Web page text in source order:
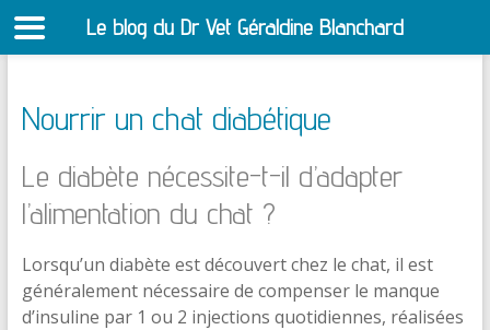
Nourrir un chat diabétique
Le diabète nécessite-t-il d’adapter
l’alimentation du chat ?
Lorsqu’un diabète est découvert chez le chat, il est
généralement nécessaire de compenser le manque
d’insuline par 1 ou 2 injections quotidiennes, réalisées
Le blog du Dr Vet Géraldine Blanchard